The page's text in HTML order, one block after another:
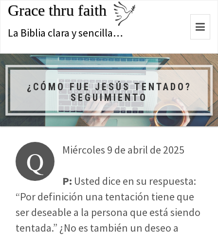
Grace thru faith
La Biblia clara y sencilla…
¿CÓMO FUE JESÚS TENTADO?
SEGUIMIENTO
Q Miércoles 9 de abril de 2025
P: Usted dice en su respuesta:
“Por definición una tentación tiene que
ser deseable a la persona que está siendo
tentada.” ¿No es también un deseo a